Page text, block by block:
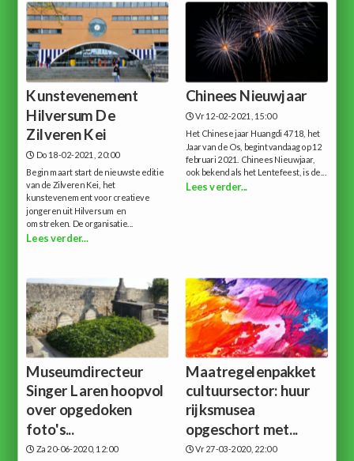
Kunstevenement
Hilversum De
Zilveren Kei
Do 18-02-2021, 20:00
Begin maart start de nieuwste editie
van de Zilveren Kei, het
kunstevenement voor creatieve
jongeren uit Hilversum en
omstreken. De organisatie...
Lees verder...
Chinees Nieuwjaar
Vr 12-02-2021, 15:00
Het Chinese jaar Huangdi 4718, het
Jaar van de Os, begint vandaag op 12
februari 2021. Chinees Nieuwjaar,
ook bekend als het Lentefeest, is de...
Lees verder...
Museumdirecteur
Singer Laren hoopvol
over opgedoken
foto's...
Za 20-06-2020, 12:00
Maatregelenpakket
cultuursector: huur
rijksmusea
opgeschort met...
Vr 27-03-2020, 22:00